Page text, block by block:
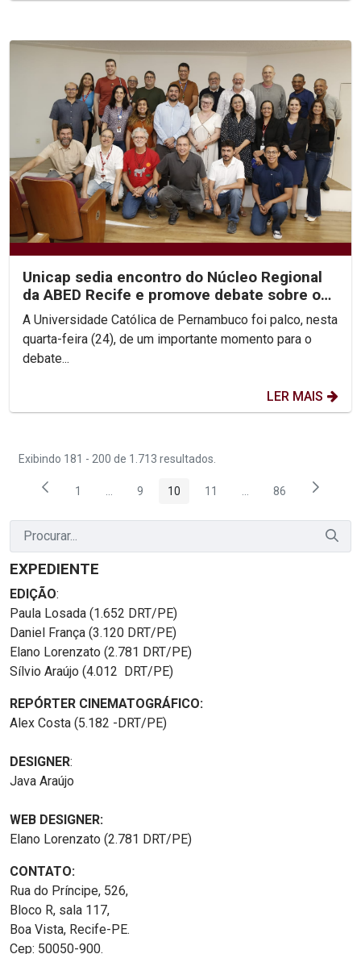
Unicap sedia encontro do Núcleo Regional
da ABED Recife e promove debate sobre os
rumos da EAD no...
A Universidade Católica de Pernambuco foi palco, nesta
quarta-feira (24), de um importante momento para o
debate...
LER MAIS
Exibindo 181 - 200 de 1.713 resultados.
Página
1 Páginas intermediárias Usar ABA para navegar.
Página
9 Página
10 Página
11 PáginasPágina
86
EXPEDIENTE
EDIÇÃO:
Paula Losada (1.652 DRT/PE)
Daniel França (3.120 DRT/PE)
Elano Lorenzato (2.781 DRT/PE)
Sílvio Araújo (4.012 DRT/PE)
REPÓRTER CINEMATOGRÁFICO:
Alex Costa (5.182 -DRT/PE)
DESIGNER:
Java Araújo
WEB DESIGNER:
Elano Lorenzato (2.781 DRT/PE)
CONTATO:
Rua do Príncipe, 526,
Bloco R, sala 117,
Boa Vista, Recife-PE.
Cep: 50050-900.